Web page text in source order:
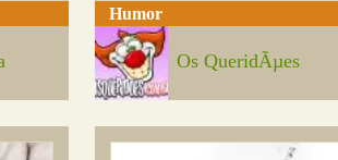
Humor
Os QueridÃµes